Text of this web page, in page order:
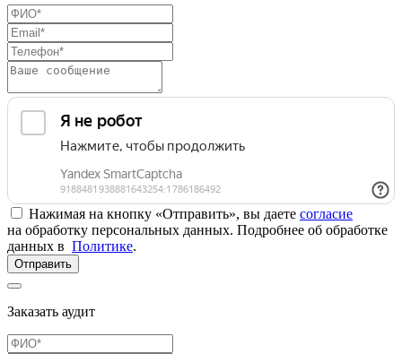
Нажимая на кнопку «Отправить», вы даете согласие
на обработку персональных данных. Подробнее об обработке
данных в Политике.
Отправить
Заказать аудит